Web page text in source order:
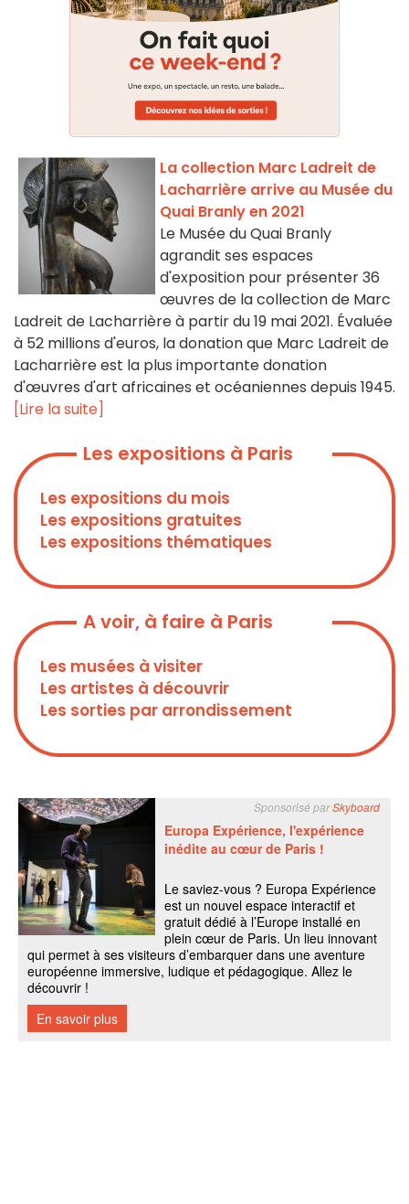
La collection Marc Ladreit de
Lacharrière arrive au Musée du
Quai Branly en 2021
Le Musée du Quai Branly
agrandit ses espaces
d'exposition pour présenter 36
œuvres de la collection de Marc
Ladreit de Lacharrière à partir du 19 mai 2021. Évaluée
à 52 millions d'euros, la donation que Marc Ladreit de
Lacharrière est la plus importante donation
d'œuvres d'art africaines et océaniennes depuis 1945.
[Lire la suite]
Les expositions à Paris
Les expositions du mois
Les expositions gratuites
Les expositions thématiques
A voir, à faire à Paris
Les musées à visiter
Les artistes à découvrir
Les sorties par arrondissement